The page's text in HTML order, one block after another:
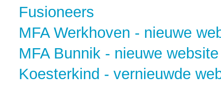
Fusioneers
MFA Werkhoven - nieuwe
MFA Bunnik - nieuwe website
Koesterkind - vernieuwde